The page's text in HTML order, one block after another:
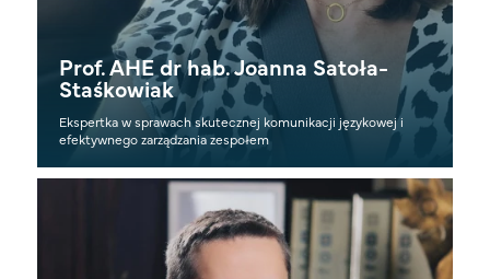
Prof. AHE dr hab. Joanna Satoła-
Staśkowiak
Ekspertka w sprawach skutecznej komunikacji językowej i
efektywnego zarządzania zespołem